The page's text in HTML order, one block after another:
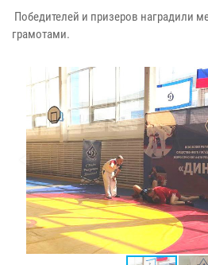
Победителей и призеров наградили
грамотами.